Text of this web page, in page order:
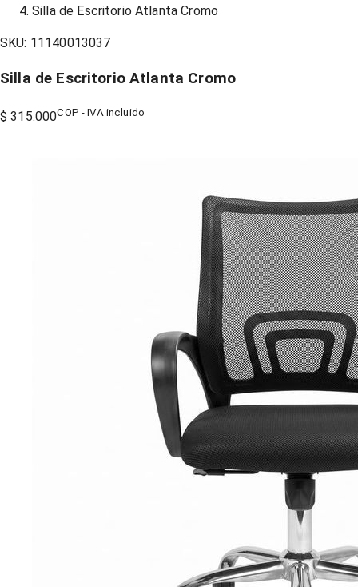
Silla de Escritorio Atlanta Cromo
SKU: 11140013037
Silla de Escritorio Atlanta Cromo
$ 315.000COP - IVA incluido